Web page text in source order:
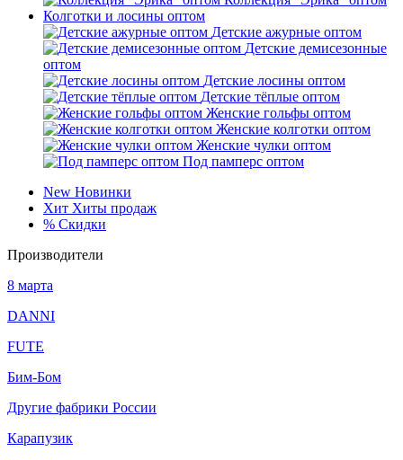
Колготки и лосины оптом
Детские ажурные оптом
Детские демисезонные
оптом
Детские лосины оптом
Детские тёплые оптом
Женские гольфы оптом
Женские колготки оптом
Женские чулки оптом
Под памперс оптом
New Новинки
Хит Хиты продаж
% Скидки
Производители
8 марта
DANNI
FUTE
Бим-Бом
Другие фабрики России
Карапузик